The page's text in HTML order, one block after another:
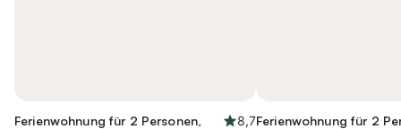
Ferienwohnung für 2 Personen,
8,7Ferienwohnung für 2